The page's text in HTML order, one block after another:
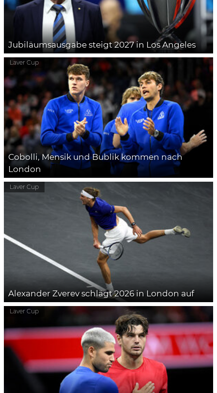
Jubiläumsausgabe steigt 2027 in Los Angeles
Laver Cup
Cobolli, Mensik und Bublik kommen nach
London
Laver Cup
Alexander Zverev schlägt 2026 in London auf
Laver Cup